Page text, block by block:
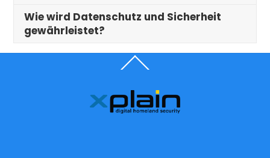
Wie wird Datenschutz und Sicherheit
gewährleistet?
To